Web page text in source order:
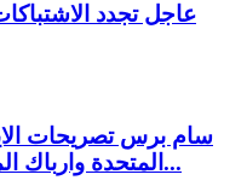
عاجل تجدد
سام برس تصريحات
المتحدة وارباك المشهد بقلم حمد بن جاسم بن...